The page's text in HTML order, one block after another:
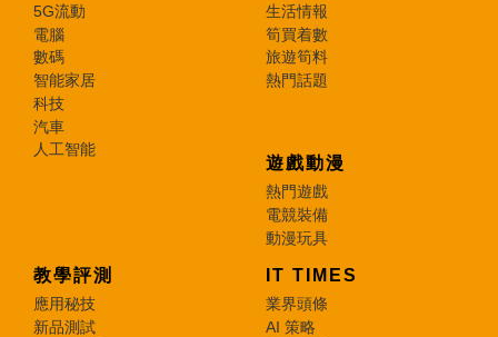
5G流動
電腦
數碼
智能家居
科技
汽車
人工智能
生活情報
筍買着數
旅遊筍料
熱門話題
遊戲動漫
熱門遊戲
電競裝備
動漫玩具
教學評測
應用秘技
新品測試
IT TIMES
業界頭條
AI 策略